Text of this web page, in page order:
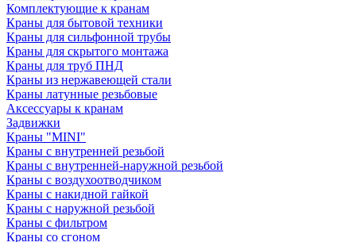
Комплектующие к кранам
Краны для бытовой техники
Краны для сильфонной трубы
Краны для скрытого монтажа
Краны для труб ПНД
Краны из нержавеющей стали
Краны латунные резьбовые
Аксессуары к кранам
Задвижки
Краны "MINI"
Краны с внутренней резьбой
Краны с внутренней-наружной резьбой
Краны с воздухоотводчиком
Краны с накидной гайкой
Краны с наружной резьбой
Краны с фильтром
Краны со сгоном